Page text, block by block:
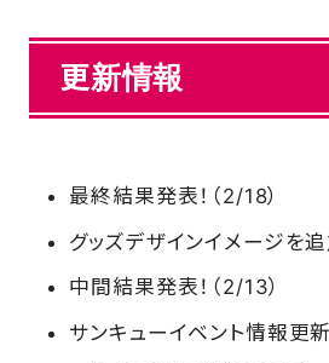
SHOP
CSRのご依頼
スクール体験・入会希望
更新情報
最終結果発表！（2/18）
グッズデザインイメージを
中間結果発表！（2/13）
サンキューイベント情報更新